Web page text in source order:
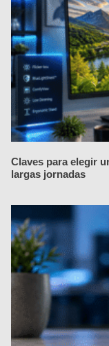
Claves para elegir
largas jornadas